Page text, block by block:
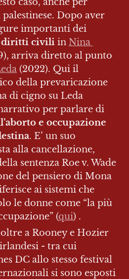
palestinese. Dopo aver
diritti civili in Nina
arriva diretto al punto
(2022). Qui il
della prevaricazione
di cigno su Leda
e occupazione
. E’ un suo
alla cancellazione,
sentenza Roe v. Wade
del pensiero di Mona
ai sistemi che
le donne come “la più
(qui) .
a Rooney e Hozier
- tra cui
DC allo stesso festival
si sono esposti